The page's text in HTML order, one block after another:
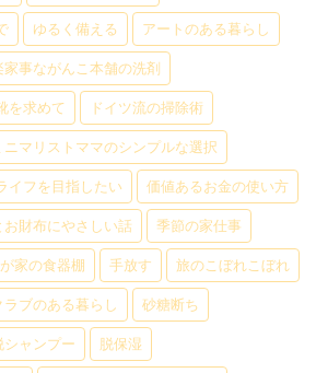
ゆるく備える アートのある暮らし
家事ながんこ本舗の洗剤
を求めて ドイツ流の掃除術
ニマリストママのシンプルな選択
イフを目指したい 価値あるお金の使い方
財布にやさしい話 季節の家仕事
家の食器棚 手放す 旅のこぼれこぼれ
ラブのある暮らし 砂糖断ち
シャンプー 脱保湿